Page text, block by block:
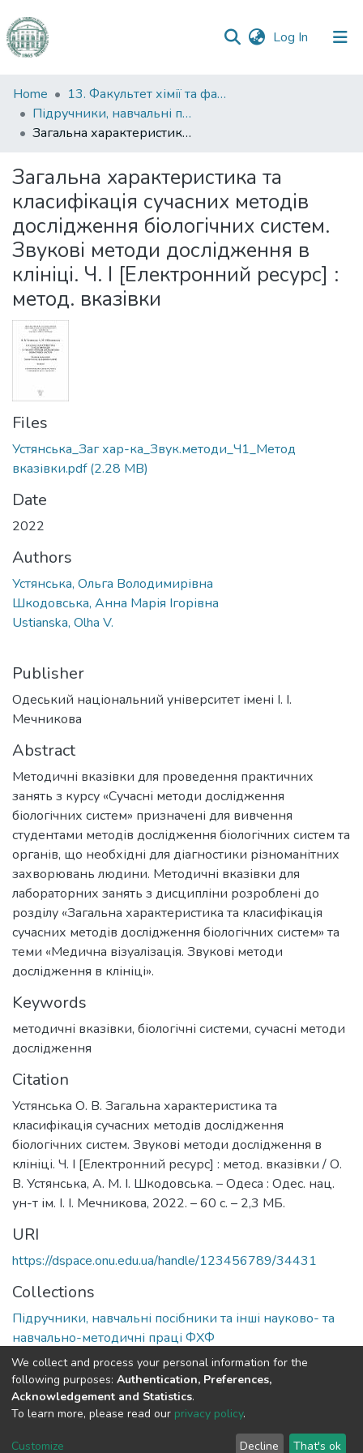
Log In (current)
Communities
&
Collections
Statistics
Home
13. Факультет хімії та фармації
Підручники, навчальні посібники та інші науково- та навчально-методичні праці ФХФ
Загальна характеристика та класифікація сучасних методів дослідження біологічних систем. Звукові методи дослідження в клініці. Ч. І [Електронний ресурс] : метод. вказівки
Загальна характеристика та
класифікація сучасних методів
дослідження біологічних систем.
Звукові методи дослідження в
клініці. Ч. І [Електронний ресурс] :
метод. вказівки
Files
Устянська_Заг хар-ка_Звук.методи_Ч1_Метод
вказівки.pdf(2.28 MB)
Date
2022
Authors
Устянська, Ольга Володимирівна
Шкодовська, Анна Марія Ігорівна
Ustianska, Olha V.
Publisher
Одеський національний університет імені І. І.
Мечникова
Abstract
Методичні вказівки для проведення практичних
занять з курсу «Сучасні методи дослідження
біологічних систем» призначені для вивчення
студентами методів дослідження біологічних систем та
органів, що необхідні для діагностики різноманітних
захворювань людини. Методичні вказівки для
лабораторних занять з дисципліни розроблені до
розділу «Загальна характеристика та класифікація
сучасних методів дослідження біологічних систем» та
теми «Медична візуалізація. Звукові методи
дослідження в клініці».
Keywords
методичні вказівки, біологічні системи, сучасні методи
дослідження
Citation
Устянська О. В. Загальна характеристика та
класифікація сучасних методів дослідження
біологічних систем. Звукові методи дослідження в
клініці. Ч. І [Електронний ресурс] : метод. вказівки / О.
В. Устянська, А. М. І. Шкодовська. – Одеса : Одес. нац.
ун-т ім. І. І. Мечникова, 2022. – 60 с. – 2,3 МБ.
URI
https://dspace.onu.edu.ua/handle/123456789/34431
Collections
Підручники, навчальні посібники та інші науково- та
навчально-методичні праці ФХФ
Full item page
DSpace software copyright © 2009-2026
Cookie
End User
Send
We collect and process your personal information for the
following purposes: Authentication, Preferences,
Acknowledgement and Statistics.
To learn more, please read our privacy policy.
Customize Decline That's ok